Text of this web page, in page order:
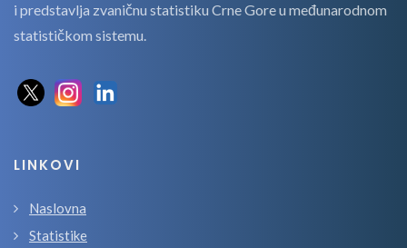
i predstavlja zvaničnu statistiku Crne Gore u međunarodnom
statističkom sistemu.
LINKOVI
Naslovna
Statistike